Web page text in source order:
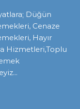
Düğün
Cenaze
Hayır
Hizmetleri,Toplu